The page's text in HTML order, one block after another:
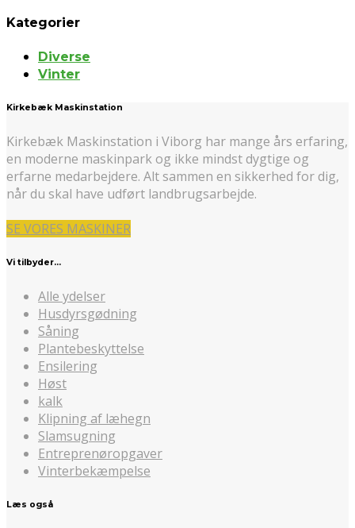
Kategorier
Diverse
Vinter
Kirkebæk Maskinstation
Kirkebæk Maskinstation i Viborg har mange års erfaring,
en moderne maskinpark og ikke mindst dygtige og
erfarne medarbejdere. Alt sammen en sikkerhed for dig,
når du skal have udført landbrugsarbejde.
SE VORES MASKINER
Vi tilbyder…
Alle ydelser
Husdyrsgødning
Såning
Plantebeskyttelse
Ensilering
Høst
kalk
Klipning af læhegn
Slamsugning
Entreprenøropgaver
Vinterbekæmpelse
Læs også